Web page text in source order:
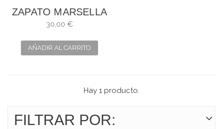
ZAPATO MARSELLA
ANTIDESLIZANTE
30,00 €
AÑADIR AL CARRITO
Hay 1 producto.
FILTRAR POR: